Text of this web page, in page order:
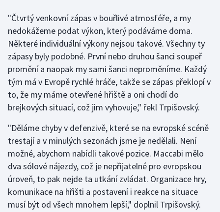
Florbal
Futsal
Golf
Gymnastika
Házená
Jezdectví
Judo
Krasobruslení
Lezení
"Čtvrtý venkovní zápas v bouřlivé atmosféře, a my
nedokážeme podat výkon, který podáváme doma.
Některé individuální výkony nejsou takové. Všechny ty
zápasy byly podobné. První nebo druhou šanci soupeř
promění a naopak my sami šanci neproměníme. Každý
tým má v Evropě rychlé hráče, takže se zápas překlopí v
to, že my máme otevřené hřiště a oni chodí do
brejkových situací, což jim vyhovuje," řekl Trpišovský.
"Děláme chyby v defenzivě, které se na evropské scéně
trestají a v minulých sezonách jsme je nedělali. Není
možné, abychom nabídli takové pozice. Maccabi mělo
dva sólové nájezdy, což je nepřijatelné pro evropskou
úroveň, to pak nejde ta utkání zvládat. Organizace hry,
komunikace na hřišti a postavení i reakce na situace
musí být od všech mnohem lepší," doplnil Trpišovský.